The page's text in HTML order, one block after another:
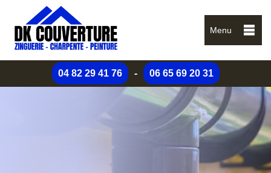
Menu
04 82 29 41 76 - 06 65 69 20 31